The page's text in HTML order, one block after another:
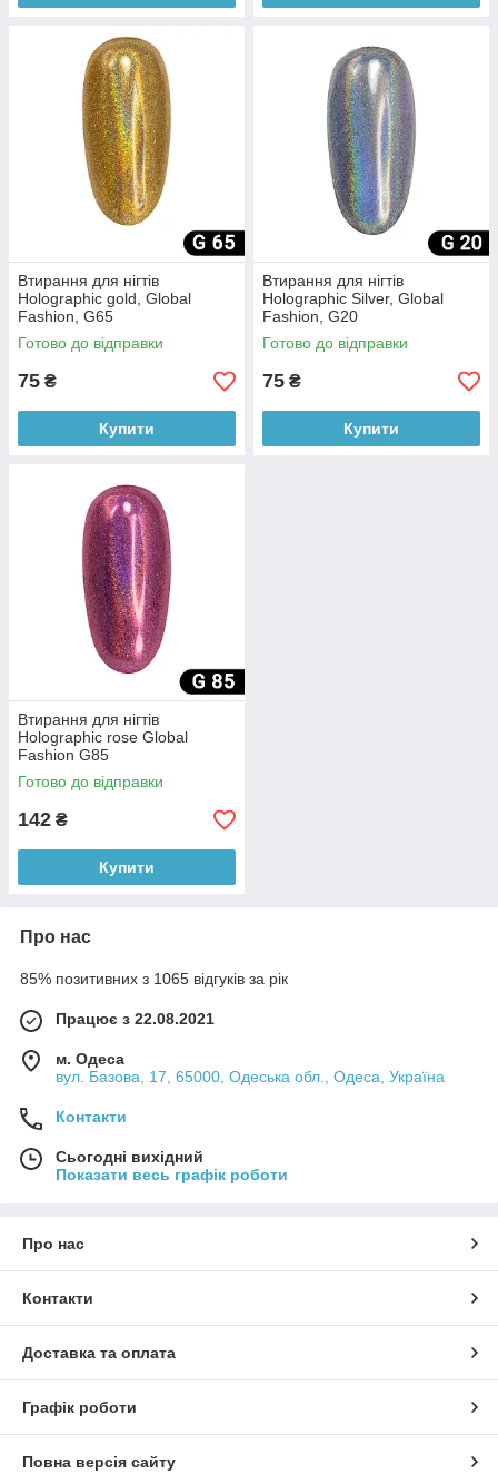
Втирання для нігтів
Holographic gold, Global
Fashion, G65
Готово до відправки
75 ₴
Купити
Втирання для нігтів
Holographic Silver, Global
Fashion, G20
Готово до відправки
75 ₴
Купити
Втирання для нігтів
Holographic rose Global
Fashion G85
Готово до відправки
142 ₴
Купити
Про нас
85% позитивних з 1065 відгуків за рік
Працює з 22.08.2021
м. Одеса
вул. Базова, 17, 65000, Одеська обл., Одеса, Україна
Контакти
Сьогодні вихідний
Показати весь графік роботи
Про нас
Контакти
Доставка та оплата
Графік роботи
Повна версія сайту